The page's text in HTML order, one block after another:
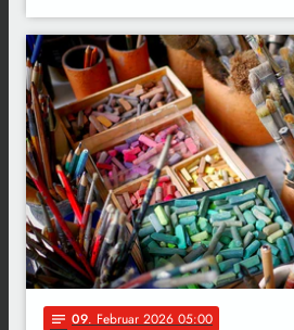
notes 09. Februar 2026 05:00